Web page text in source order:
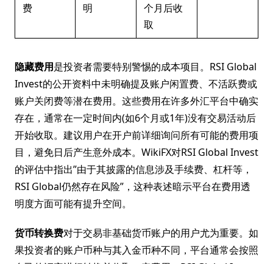
费
明
个月后收
取
隐藏费用是投资者需要特别警惕的成本项目。RSI Global
Invest的公开资料中未明确提及账户闲置费、不活跃费或
账户关闭费等潜在费用。这些费用在许多外汇平台中确实
存在，通常在一定时间内(如6个月或1年)没有交易活动后
开始收取。建议用户在开户前详细询问所有可能的费用项
目，避免日后产生意外成本。WikiFX对RSI Global Invest
的评估中指出”由于其披露的信息涉及手续费、杠杆等，
RSI Global仍然存在风险”，这种表述暗示平台在费用透
明度方面可能有提升空间。
货币转换费对于交易非基础货币账户的用户尤为重要。如
果投资者的账户币种与其入金币种不同，平台通常会按照